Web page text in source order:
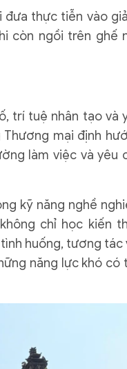
đưa thực tiễn vào
còn ngồi trên ghế
trí tuệ nhân tạo và
mại định
làm việc và yêu
kỹ năng nghề
chỉ học kiến
huống, tương tác
năng lực khó có